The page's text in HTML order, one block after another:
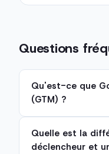
Questions
Qu'est-ce que
(GTM) ?
Quelle est la
déclencheur et